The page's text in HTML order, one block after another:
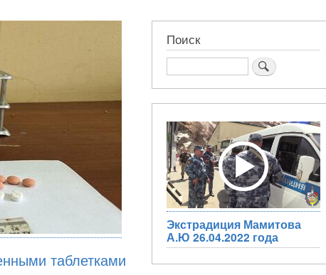
таблетками
Поиск
Поиск
Экстрадиция Мамитова
А.Ю 26.04.2022 года